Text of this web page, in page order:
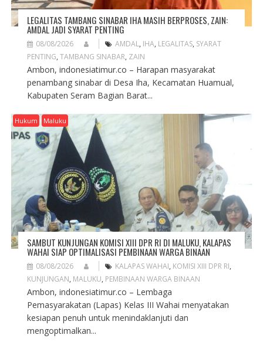
LEGALITAS TAMBANG SINABAR IHA MASIH BERPROSES, ZAIN:
AMDAL JADI SYARAT PENTING
08/08/2026 AMDAL, IHA, LEGALITAS, SYARAT
PENTING, TAMBANG SINABAR, ZAIN
Ambon, indonesiatimur.co – Harapan masyarakat
penambang sinabar di Desa Iha, Kecamatan Huamual,
Kabupaten Seram Bagian Barat...
Hukum Maluku
SAMBUT KUNJUNGAN KOMISI XIII DPR RI DI MALUKU, KALAPAS
WAHAI SIAP OPTIMALISASI PEMBINAAN WARGA BINAAN
08/08/2026 KALAPAS WAHAI, KOMISI XIII DPR RI,
KUNJUNGAN, MALUKU, PEMBINAAN WARGA BINAAN
Ambon, indonesiatimur.co – Lembaga
Pemasyarakatan (Lapas) Kelas III Wahai menyatakan
kesiapan penuh untuk menindaklanjuti dan
mengoptimalkan...